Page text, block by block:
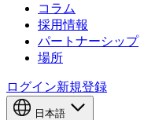
コラム
採用情報
パートナーシップ
場所
ログイン新規登録
日本語